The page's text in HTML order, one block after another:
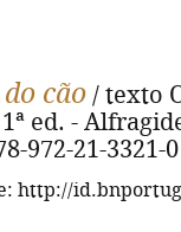
cão / texto
ed. -
972-21-3321-0
http://